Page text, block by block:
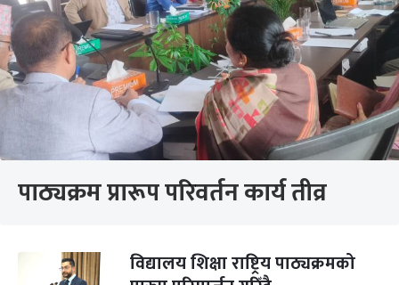
पाठ्यक्रम प्रारूप परिवर्तन कार्य तीव्र
विद्यालय शिक्षा राष्ट्रिय पाठ्यक्रमको